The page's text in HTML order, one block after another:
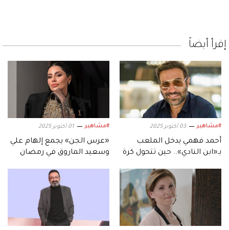
إقرأ أيضاً
#مشاهير 03 أكتوبر 2025
أحمد فهمي يدخل الملعب
بـ«ابن النادي».. حين تتحول كرة
#مشاهير 01 أكتوبر 2025
«عرس الجن» يجمع إلهام علي
وسعيد الماروق في رمضان